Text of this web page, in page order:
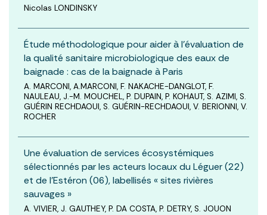
Nicolas LONDINSKY
Étude méthodologique pour aider à l’évaluation de
la qualité sanitaire microbiologique des eaux de
baignade : cas de la baignade à Paris
A. MARCONI, A.MARCONI, F. NAKACHE-DANGLOT, F.
NAULEAU, J.-M. MOUCHEL, P. DUPAIN, P. KOHAUT, S. AZIMI, S.
GUÉRIN RECHDAOUI, S. GUÉRIN-RECHDAOUI, V. BERIONNI, V.
ROCHER
Une évaluation de services écosystémiques
sélectionnés par les acteurs locaux du Léguer (22)
et de l’Estéron (06), labellisés « sites rivières
sauvages »
A. VIVIER, J. GAUTHEY, P. DA COSTA, P. DETRY, S. JOUON